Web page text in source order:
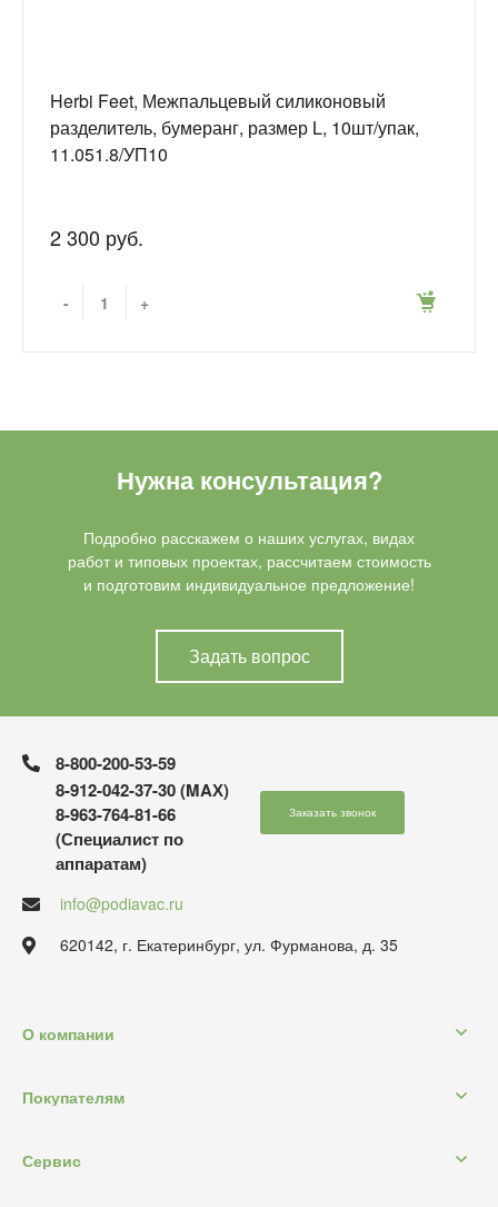
Herbi Feet, Межпальцевый силиконовый
разделитель, бумеранг, размер L, 10шт/упак,
11.051.8/УП10
2 300 руб.
- +
Нужна консультация?
Подробно расскажем о наших услугах, видах
работ и типовых проектах, рассчитаем стоимость
и подготовим индивидуальное предложение!
Задать вопрос
8-800-200-53-59
8-912-042-37-30 (MAХ)
8-963-764-81-66
(Специалист по
аппаратам)
Заказать звонок
info@podiavac.ru
620142, г. Екатеринбург, ул. Фурманова, д. 35
О компании
Покупателям
Сервис